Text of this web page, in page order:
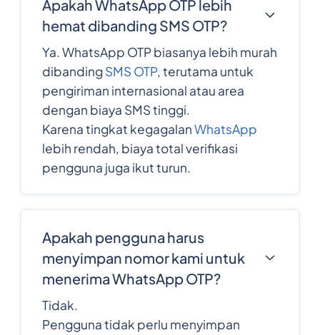
Apakah WhatsApp OTP lebih
hemat dibanding SMS OTP?
Ya. WhatsApp OTP biasanya lebih murah
dibandingSMS OTP, terutama untuk
pengiriman internasional atau area
dengan biaya SMS tinggi.
Karena tingkat kegagalanWhatsApp
lebih rendah, biaya total verifikasi
pengguna juga ikut turun.
Apakah pengguna harus
menyimpan nomor kami untuk
menerima WhatsApp OTP?
Tidak.
Pengguna tidak perlu menyimpan